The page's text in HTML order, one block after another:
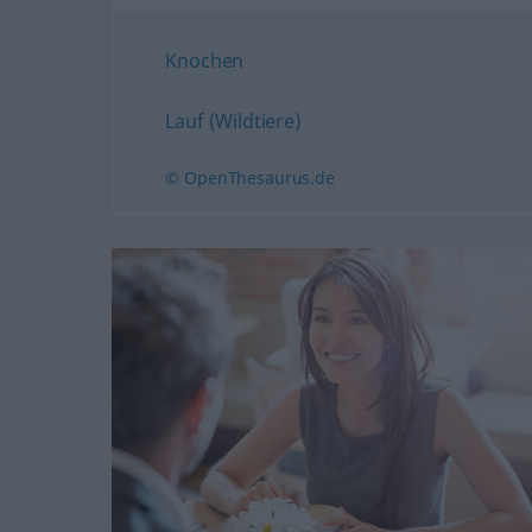
Knochen
Lauf (Wildtiere)
© OpenThesaurus.de